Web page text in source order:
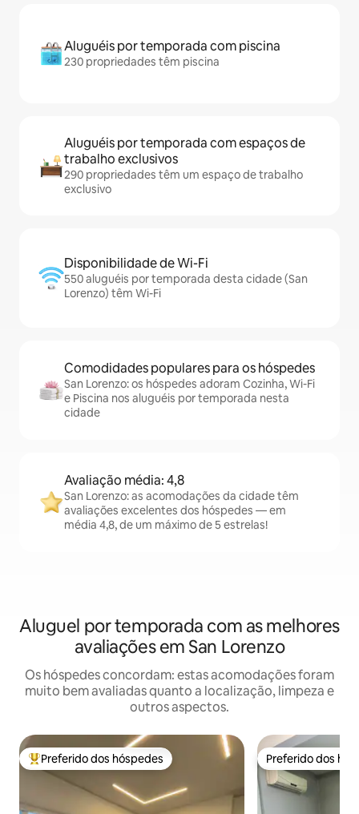
Aluguéis por temporada com piscina
230 propriedades têm piscina
Aluguéis por temporada com espaços de
trabalho exclusivos
290 propriedades têm um espaço de trabalho
exclusivo
Disponibilidade de Wi-Fi
550 aluguéis por temporada desta cidade (San
Lorenzo) têm Wi-Fi
Comodidades populares para os hóspedes
San Lorenzo: os hóspedes adoram Cozinha, Wi-Fi
e Piscina nos aluguéis por temporada nesta
cidade
Avaliação média: 4,8
San Lorenzo: as acomodações da cidade têm
avaliações excelentes dos hóspedes — em
média 4,8, de um máximo de 5 estrelas!
Aluguel por temporada com as melhores
avaliações em San Lorenzo
Os hóspedes concordam: estas acomodações foram
muito bem avaliadas quanto a localização, limpeza e
outros aspectos.
Entre os melhores preferidos dos hóspedes
Preferido dos hóspedes Preferido dos
Preferido dos